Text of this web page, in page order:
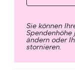
Sie können
ändern oder
stornieren.